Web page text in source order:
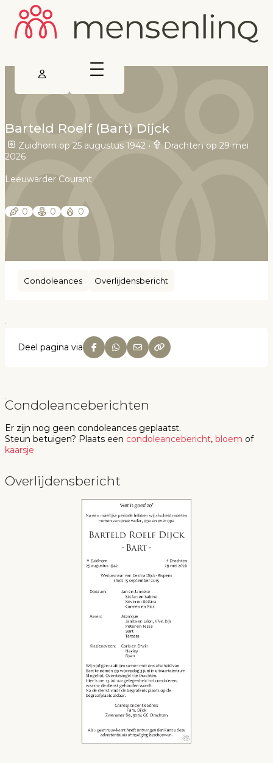
Barteld Roelf (Bart) Dijck
Zuidhorn op 25 augustus 1942 •
Drachten op 29 mei
2026
Leeuwarder Courant
0 0 0
Condoleances Overlijdensbericht
Deel pagina via
Condoleanceberichten
Er zijn nog geen condoleances geplaatst.
Steun betuigen? Plaats een condoleancebericht, bloem of
kaarsje
Overlijdensbericht